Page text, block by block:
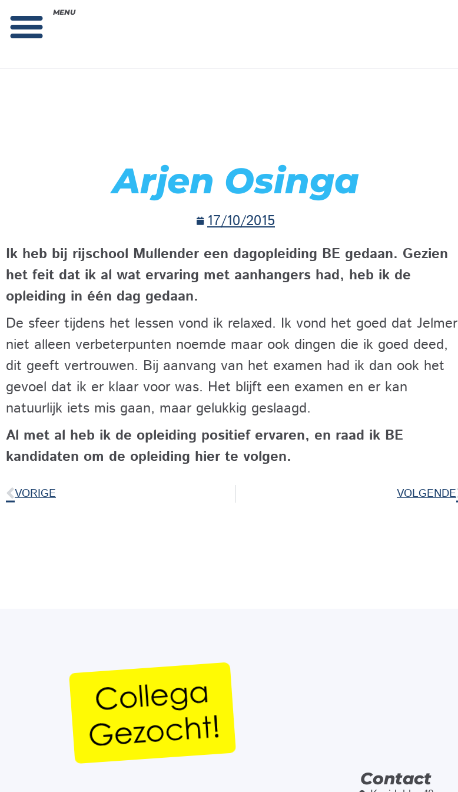
MENU
Arjen Osinga
17/10/2015
Ik heb bij rijschool Mullender een dagopleiding BE gedaan. Gezien
het feit dat ik al wat ervaring met aanhangers had, heb ik de
opleiding in één dag gedaan.
De sfeer tijdens het lessen vond ik relaxed. Ik vond het goed dat Jelmer
niet alleen verbeterpunten noemde maar ook dingen die ik goed deed,
dit geeft vertrouwen. Bij aanvang van het examen had ik dan ook het
gevoel dat ik er klaar voor was. Het blijft een examen en er kan
natuurlijk iets mis gaan, maar gelukkig geslaagd.
Al met al heb ik de opleiding positief ervaren, en raad ik BE
kandidaten om de opleiding hier te volgen.
VORIGE VOLGENDE
Contact